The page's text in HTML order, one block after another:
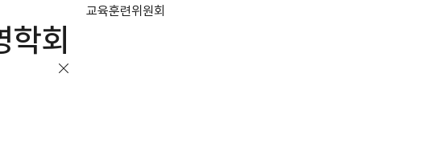
교육훈련위원회
회